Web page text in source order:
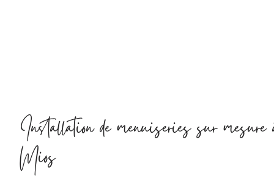
Installation de menuiseries sur
Mios